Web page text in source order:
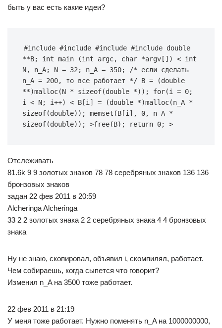
быть у вас есть какие идеи?
#include #include #include #include double
**B; int main (int argc, char *argv[]) < int
N, n_A; N = 32; n_A = 350; /* если сделать
n_A = 200, то все работает */ B = (double
**)malloc(N * sizeof(double *)); for(i = 0;
i < N; i++) < B[i] = (double *)malloc(n_A *
sizeof(double)); memset(B[i], 0, n_A *
sizeof(double)); >free(B); return 0; >
Отслеживать
81.6k 9 9 золотых знаков 78 78 серебряных знаков 136 136
бронзовых знаков
задан 22 фев 2011 в 20:59
Alcheringa Alcheringa
33 2 2 золотых знака 2 2 серебряных знака 4 4 бронзовых
знака
Ну не знаю, скопировал, объявил i, скомпилял, работает.
Чем собираешь, когда сыпется что говорит?
Изменил n_A на 3500 тоже работает.
22 фев 2011 в 21:19
У меня тоже работает. Нужно поменять n_A на 1000000000,